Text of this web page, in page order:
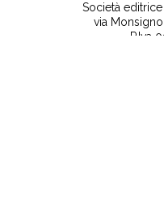
Società editrice
via
P.Iva